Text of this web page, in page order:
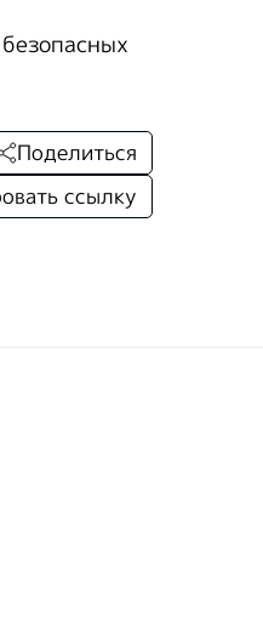
Поделиться
ссылку